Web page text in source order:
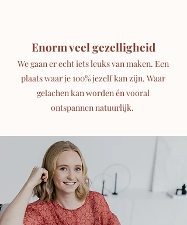
Enorm veel gezelligheid
We gaan er echt iets leuks van maken. Een
plaats waar je 100% jezelf kan zijn. Waar
gelachen kan worden én vooral
ontspannen natuurlijk.